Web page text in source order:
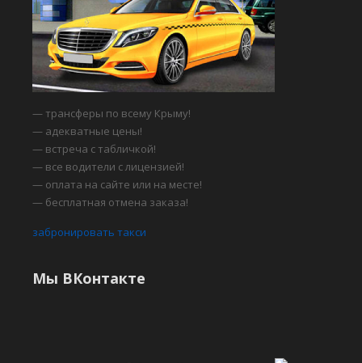
— трансферы по всему Крыму!
— адекватные цены!
— встреча с табличкой!
— все водители с лицензией!
— оплата на сайте или на месте!
— бесплатная отмена заказа!
забронировать такси
Мы ВКонтакте